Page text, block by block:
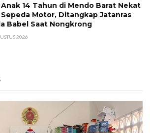
Anak 14 Tahun di Mendo Barat Nekat
Sepeda Motor, Ditangkap Jatanras
Babel Saat Nongkrong
2026